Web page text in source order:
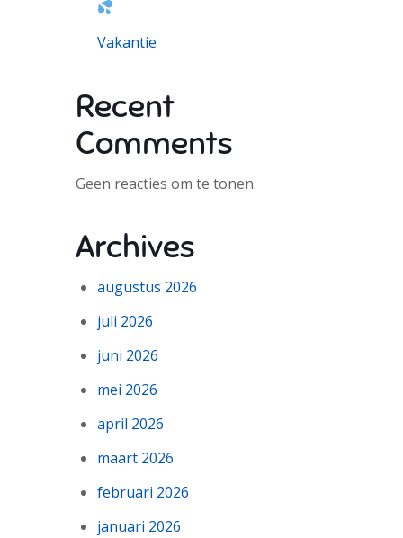
Vakantie
Recent
Comments
Geen reacties om te tonen.
Archives
augustus 2026
juli 2026
juni 2026
mei 2026
april 2026
maart 2026
februari 2026
januari 2026